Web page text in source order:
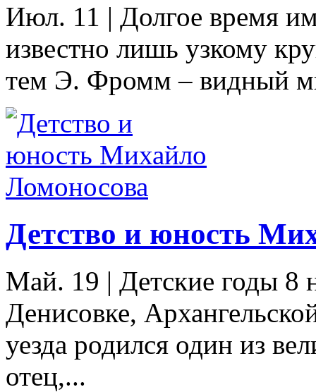
Июл. 11 | Долгое время
известно лишь узкому
тем Э. Фромм – видный
Детство и юность
Май. 19 | Детские годы 8
Денисовке,
уезда родился один из
отец,...